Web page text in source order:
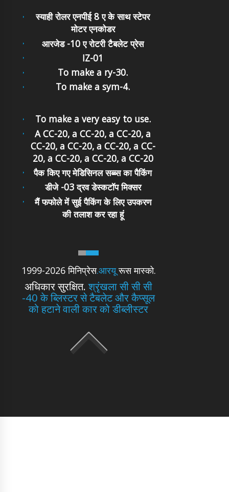
स्याही रोलर एनपीई 8 ए के साथ स्टेपर
मोटर एनकोडर
आरजेड -10 ए रोटरी टैबलेट प्रेस
IZ-01
To make a ry-30.
To make a sym-4.
1999-2026 मिनिप्रेस.आरयूरूस मास्को.
अधिकार सुरक्षित.श्रृंखला सी सी सी
-40 के ब्लिस्टर से टैबलेट और कैप्सूल
को हटाने वाली कार को डीब्लीस्टर
To make a very easy to use.
A CC-20, a CC-20, a CC-20, a
CC-20, a CC-20, a CC-20, a CC-
20, a CC-20, a CC-20, a CC-20
पैक किए गए मेडिसिनल सब्ब्स का पैकिंग
डीजे -03 द्रव डेस्कटॉप मिक्सर
मैं फफोले में सुई पैकिंग के लिए उपकरण
की तलाश कर रहा हूं